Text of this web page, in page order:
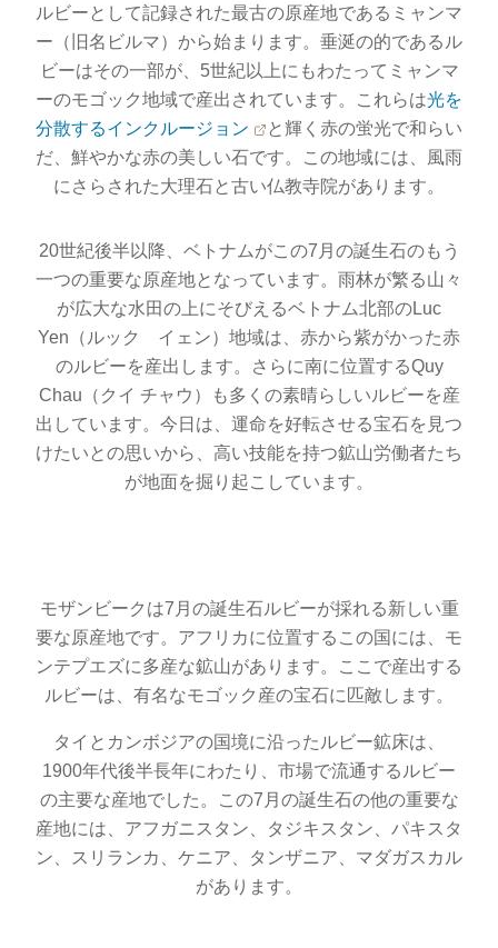
ルビーとして記録された最古の原産地であるミャンマ
ー（旧名ビルマ）から始まります。垂涎の的であるル
ビーはその一部が、5世紀以上にもわたってミャンマ
ーのモゴック地域で産出されています。これらは光を
分散するインクルージョン
と輝く赤の蛍光で和らい
だ、鮮やかな赤の美しい石です。この地域には、風雨
にさらされた大理石と古い仏教寺院があります。
20世紀後半以降、ベトナムがこの7月の誕生石のもう
一つの重要な原産地となっています。雨林が繁る山々
が広大な水田の上にそびえるベトナム北部のLuc
Yen（ルック イェン）地域は、赤から紫がかった赤
のルビーを産出します。さらに南に位置するQuy
Chau（クイ チャウ）も多くの素晴らしいルビーを産
出しています。今日は、運命を好転させる宝石を見つ
けたいとの思いから、高い技能を持つ鉱山労働者たち
が地面を掘り起こしています。
モザンビークは7月の誕生石ルビーが採れる新しい重
要な原産地です。アフリカに位置するこの国には、モ
ンテプエズに多産な鉱山があります。ここで産出する
ルビーは、有名なモゴック産の宝石に匹敵します。
タイとカンボジアの国境に沿ったルビー鉱床は、
1900年代後半長年にわたり、市場で流通するルビー
の主要な産地でした。この7月の誕生石の他の重要な
産地には、アフガニスタン、タジキスタン、パキスタ
ン、スリランカ、ケニア、タンザニア、マダガスカル
があります。